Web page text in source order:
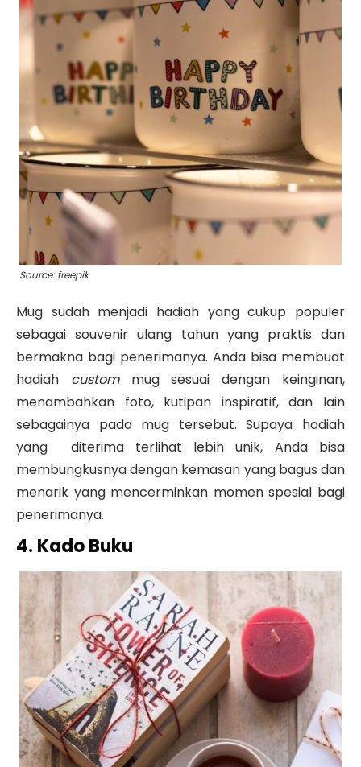
Source: freepik
Mug sudah menjadi hadiah yang cukup populer
sebagai souvenir ulang tahun yang praktis dan
bermakna bagi penerimanya. Anda bisa membuat
hadiah custom mug sesuai dengan keinginan,
menambahkan foto, kutipan inspiratif, dan lain
sebagainya pada mug tersebut.Supaya hadiah
yang diterima terlihat lebih unik, Anda bisa
membungkusnya dengan kemasan yang bagus dan
menarik yang mencerminkan momen spesial bagi
penerimanya.
4. Kado Buku